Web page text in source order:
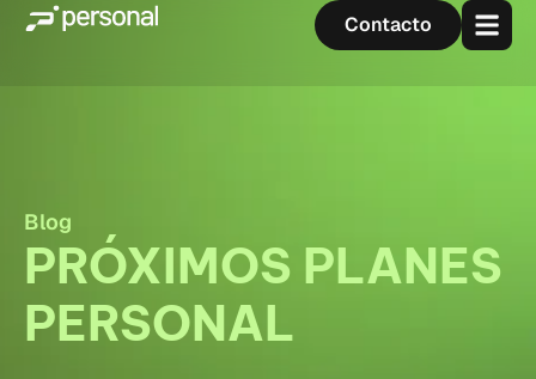
Contacto
Blog
PRÓXIMOS PLANES
PERSONAL